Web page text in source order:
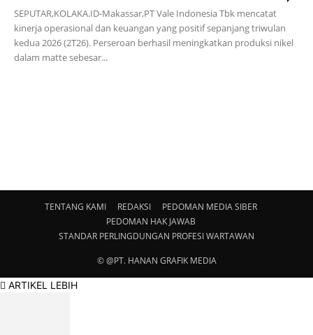
SEPUTAR,KOLAKA.ID-Makassar,PT Vale Indonesia Tbk mencatat
kinerja operasional dan keuangan yang positif sepanjang triwulan
kedua 2026 (2T26). Perseroan berhasil meningkatkan produksi nikel
dalam matte sebesar...
TENTANG KAMI REDAKSI
PEDOMAN MEDIA SIBER
PEDOMAN HAK JAWAB
STANDAR PERLINGDUNGAN PROFESI WARTAWAN
© @PT. HANAN GRAFIK MEDIA
ARTIKEL LEBIH